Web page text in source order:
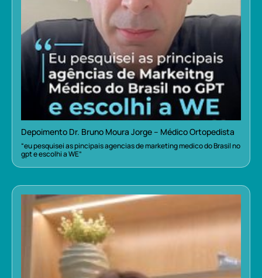
Depoimento Dr. Bruno Moura Jorge – Médico Ortopedista
“eu pesquisei as pincipais agencias de marketing medico do Brasil no
gpt e escolhi a WE”